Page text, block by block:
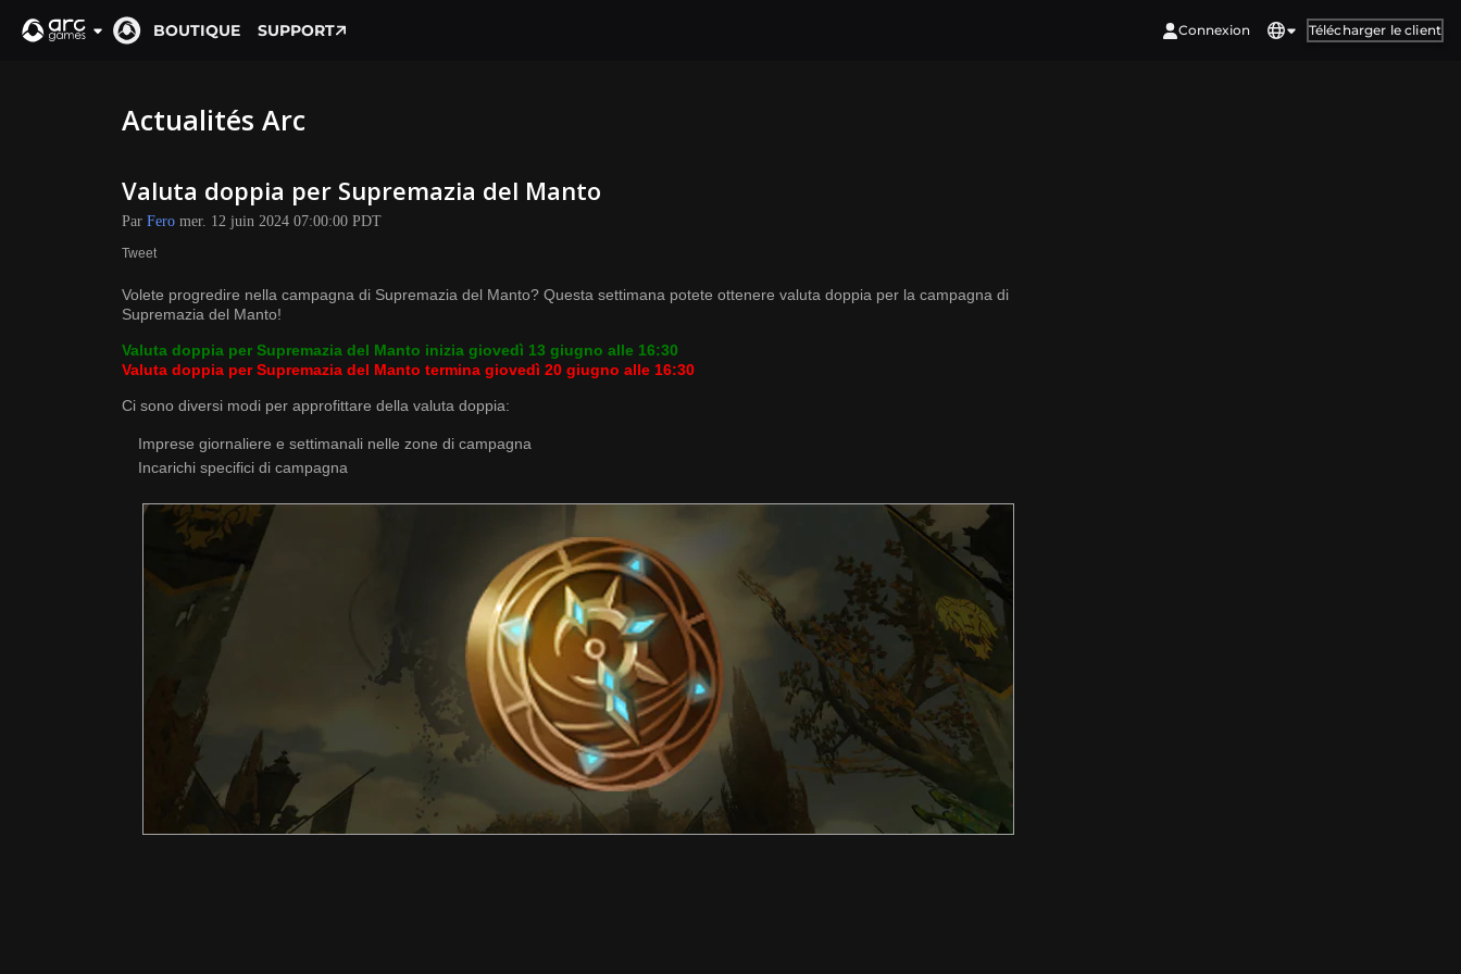
BOUTIQUE SUPPORT Connexion Télécharger le client
Actualités Arc
Valuta doppia per Supremazia del Manto
Par Fero mer. 12 juin 2024 07:00:00 PDT
Tweet
Volete progredire nella campagna di Supremazia del Manto? Questa settimana potete ottenere valuta doppia per la campagna di
Supremazia del Manto!
Valuta doppia per Supremazia del Manto inizia giovedì 13 giugno alle 16:30
Valuta doppia per Supremazia del Manto termina giovedì 20 giugno alle 16:30
Ci sono diversi modi per approfittare della valuta doppia:
Imprese giornaliere e settimanali nelle zone di campagna
Incarichi specifici di campagna